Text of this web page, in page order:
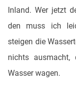
Inland. Wer jetzt
den muss ich
steigen die
nichts
Wasser wagen.